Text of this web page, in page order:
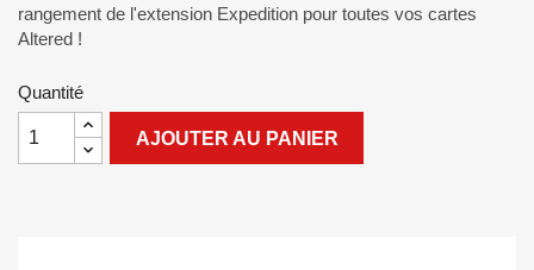
rangement de l'extension Expedition pour toutes vos cartes
Altered !
Quantité
AJOUTER AU PANIER